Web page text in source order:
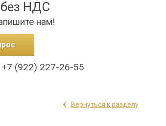
НДС
нам!
+7 (922) 227-26-55
‹ Вернуться к разделу